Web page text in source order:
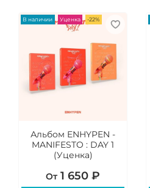
В наличии Уценка -22%
Альбом ENHYPEN -
MANIFESTO : DAY 1
(Уценка)
От 1 650 ₽